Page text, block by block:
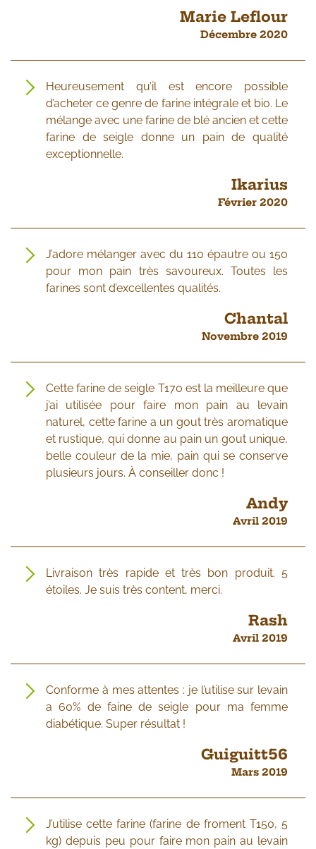
Marie Leflour
Décembre 2020
Heureusement qu’il est encore possible
d’acheter ce genre de farine intégrale et bio. Le
mélange avec une farine de blé ancien et cette
farine de seigle donne un pain de qualité
exceptionnelle.
Ikarius
Février 2020
J’adore mélanger avec du 110 épautre ou 150
pour mon pain très savoureux. Toutes les
farines sont d’excellentes qualités.
Chantal
Novembre 2019
Cette farine de seigle T170 est la meilleure que
j’ai utilisée pour faire mon pain au levain
naturel, cette farine a un gout très aromatique
et rustique, qui donne au pain un gout unique,
belle couleur de la mie, pain qui se conserve
plusieurs jours. À conseiller donc !
Andy
Avril 2019
Livraison très rapide et très bon produit. 5
étoiles. Je suis très content, merci.
Rash
Avril 2019
Conforme à mes attentes : je l’utilise sur levain
a 60% de faine de seigle pour ma femme
diabétique. Super résultat !
Guiguitt56
Mars 2019
J’utilise cette farine (farine de froment T150, 5
kg) depuis peu pour faire mon pain au levain